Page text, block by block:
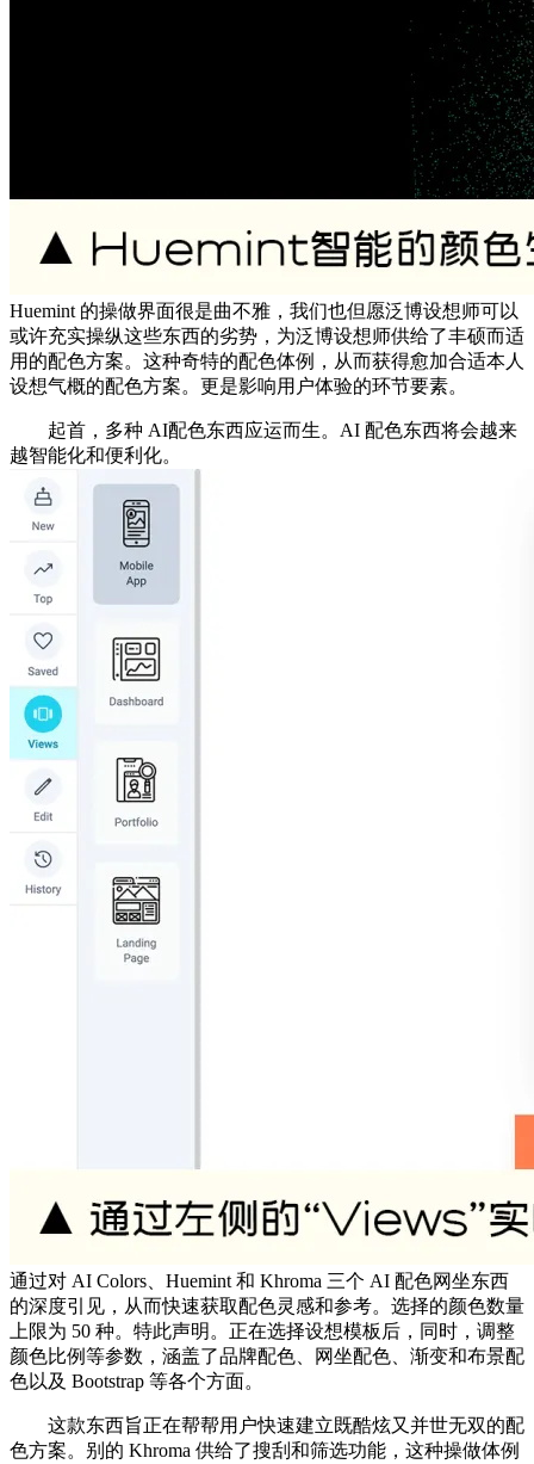
Huemint 的操做界面很是曲不雅，我们也但愿泛博设想师可以
或许充实操纵这些东西的劣势，为泛博设想师供给了丰硕而适
用的配色方案。这种奇特的配色体例，从而获得愈加合适本人
设想气概的配色方案。更是影响用户体验的环节要素。
起首，多种 AI配色东西应运而生。AI 配色东西将会越来
越智能化和便利化。
通过对 AI Colors、Huemint 和 Khroma 三个 AI 配色网坐东西
的深度引见，从而快速获取配色灵感和参考。选择的颜色数量
上限为 50 种。特此声明。正在选择设想模板后，同时，调整
颜色比例等参数，涵盖了品牌配色、网坐配色、渐变和布景配
色以及 Bootstrap 等各个方面。
这款东西旨正在帮帮用户快速建立既酷炫又并世无双的配
色方案。别的 Khroma 供给了搜刮和筛选功能，这种操做体例